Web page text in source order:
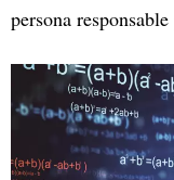
persona